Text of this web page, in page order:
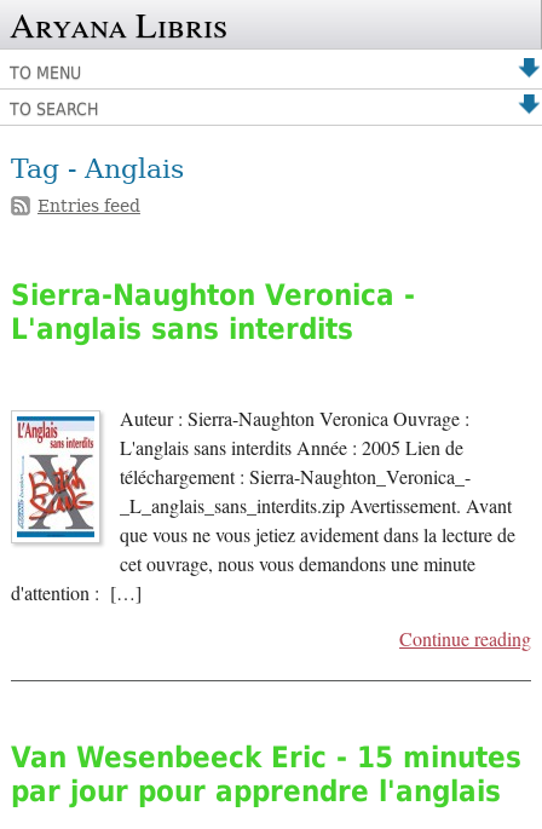
Aryana Libris
TO MENU
TO SEARCH
Tag - Anglais
Entries feed
Sierra-Naughton Veronica -
L'anglais sans interdits
Auteur : Sierra-Naughton Veronica Ouvrage :
L'anglais sans interdits Année : 2005 Lien de
téléchargement : Sierra-Naughton_Veronica_-
_L_anglais_sans_interdits.zip Avertissement. Avant
que vous ne vous jetiez avidement dans la lecture de
cet ouvrage, nous vous demandons une minute
d'attention : […]
Continue reading
Van Wesenbeeck Eric - 15 minutes
par jour pour apprendre l'anglais